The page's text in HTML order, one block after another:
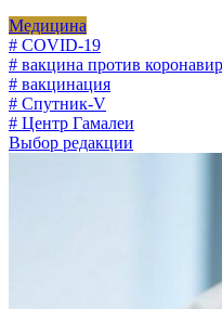
Медицина
# COVID-19
# вакцина против
# вакцинация
# Спутник-V
# Центр Гамалеи
Выбор редакции